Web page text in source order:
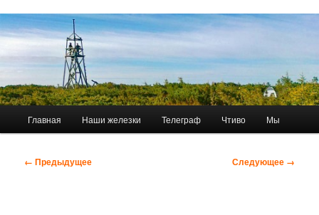
Главная Наши железки Телеграф Чтиво Мы
Навигация
← Предыдущее Следующее →